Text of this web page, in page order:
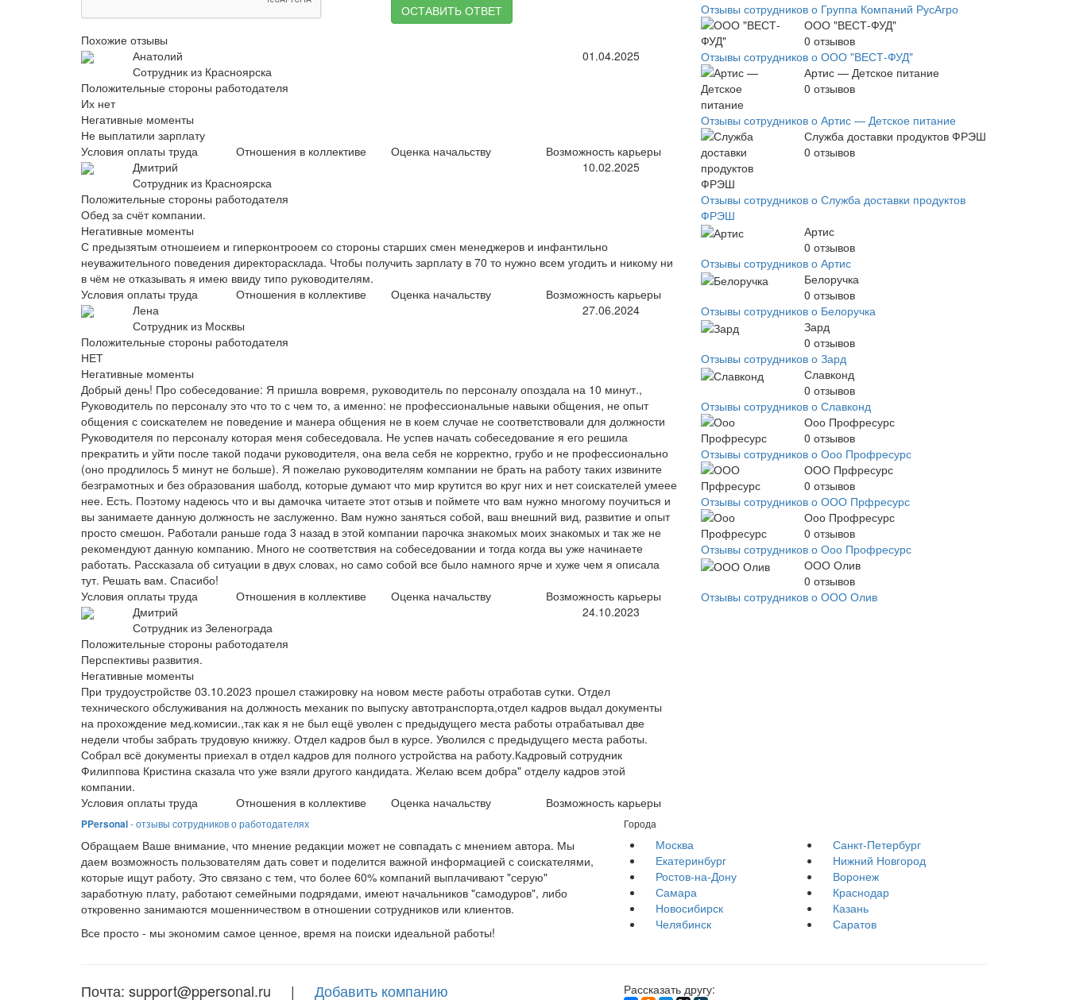
ОСТАВИТЬ ОТВЕТ
Похожие отзывы
Анатолий
Сотрудник из Красноярска
01.04.2025
Положительные стороны работодателя
Их нет
Негативные моменты
Не выплатили зарплату
Условия оплаты труда
Отношения в коллективе Оценка начальству
Возможность карьеры
Дмитрий
Сотрудник из Красноярска
10.02.2025
Положительные стороны работодателя
Обед за счёт компании.
Негативные моменты
С предызятым отношеием и гиперконтрооем со стороны старших смен менеджеров и инфантильно
неуважительного поведения директорасклада. Чтобы получить зарплату в 70 то нужно всем угодить и никому ни
в чём не отказывать я имею ввиду типо руководителям.
Условия оплаты труда
Отношения в коллективе Оценка начальству
Возможность карьеры
Лена
Сотрудник из Москвы
27.06.2024
Положительные стороны работодателя
НЕТ
Негативные моменты
Добрый день! Про собеседование: Я пришла вовремя, руководитель по персоналу опоздала на 10 минут.,
Руководитель по персоналу это что то с чем то, а именно: не профессиональные навыки общения, не опыт
общения с соискателем не поведение и манера общения не в коем случае не соответствовали для должности
Руководителя по персоналу которая меня собеседовала. Не успев начать собеседование я его решила
прекратить и уйти после такой подачи руководителя, она вела себя не корректно, грубо и не профессионально
(оно продлилось 5 минут не больше). Я пожелаю руководителям компании не брать на работу таких извините
безграмотных и без образования шаболд, которые думают что мир крутится во круг них и нет соискателей умеее
нее. Есть. Поэтому надеюсь что и вы дамочка читаете этот отзыв и поймете что вам нужно многому поучиться и
вы занимаете данную должность не заслуженно. Вам нужно заняться собой, ваш внешний вид, развитие и опыт
просто смешон. Работали раньше года 3 назад в этой компании парочка знакомых моих знакомых и так же не
рекомендуют данную компанию. Много не соответствия на собеседовании и тогда когда вы уже начинаете
работать. Рассказала об ситуации в двух словах, но само собой все было намного ярче и хуже чем я описала
тут. Решать вам. Спасибо!
Условия оплаты труда
Отношения в коллективе Оценка начальству
Возможность карьеры
Дмитрий
Сотрудник из Зеленограда
24.10.2023
Положительные стороны работодателя
Перспективы развития.
Негативные моменты
При трудоустройстве 03.10.2023 прошел стажировку на новом месте работы отработав сутки. Отдел
технического обслуживания на должность механик по выпуску автотранспорта,отдел кадров выдал документы
на прохождение мед.комисии.,так как я не был ещё уволен с предыдущего места работы отрабатывал две
недели чтобы забрать трудовую книжку. Отдел кадров был в курсе. Уволился с предыдущего места работы.
Собрал всё документы приехал в отдел кадров для полного устройства на работу.Кадровый сотрудник
Филиппова Кристина сказала что уже взяли другого кандидата. Желаю всем добра" отделу кадров этой
компании.
Условия оплаты труда
Отношения в коллективе Оценка начальству Возможность карьеры
Отзывы сотрудников о Группа Компаний РусАгро
ООО "ВЕСТ-ФУД"
0 отзывов
Отзывы сотрудников о ООО "ВЕСТ-ФУД"
Артис — Детское питание
0 отзывов
Отзывы сотрудников о Артис — Детское питание
Служба доставки продуктов ФРЭШ
0 отзывов
Отзывы сотрудников о Служба доставки продуктов
ФРЭШ
Артис
0 отзывов
Отзывы сотрудников о Артис
Белоручка
0 отзывов
Отзывы сотрудников о Белоручка
Зард
0 отзывов
Отзывы сотрудников о Зард
Славконд
0 отзывов
Отзывы сотрудников о Славконд
Ооо Профресурс
0 отзывов
Отзывы сотрудников о Ооо Профресурс
ООО Прфресурс
0 отзывов
Отзывы сотрудников о ООО Прфресурс
Ооо Профресурс
0 отзывов
Отзывы сотрудников о Ооо Профресурс
ООО Олив
0 отзывов
Отзывы сотрудников о ООО Олив
PPersonal- отзывы сотрудников о работодателях
Обращаем Ваше внимание, что мнение редакции может не совпадать с мнением автора. Мы
даем возможность пользователям дать совет и поделится важной информацией с соискателями,
которые ищут работу. Это связано с тем, что более 60% компаний выплачивают "серую"
заработную плату, работают семейными подрядами, имеют начальников "самодуров", либо
откровенно занимаются мошенничеством в отношении сотрудников или клиентов.
Все просто - мы экономим самое ценное, время на поиски идеальной работы!
Города
Москва
Санкт-Петербург
Екатеринбург
Нижний Новгород
Ростов-на-Дону
Воронеж
Самара
Краснодар
Новосибирск
Казань
Челябинск
Саратов
Почта: support@ppersonal.ru | Добавить компанию Рассказать другу: